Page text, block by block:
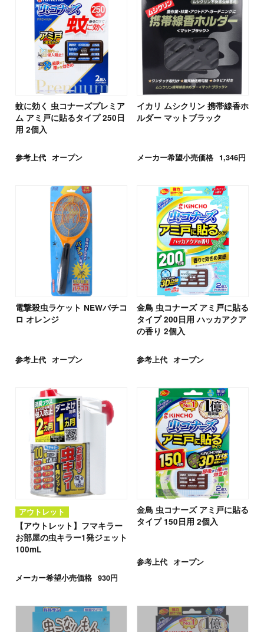
蚊に効く 虫コナーズプレミア
ム アミ戸に貼るタイプ 250日
用 2個入
参考上代 オープン
イカリ ムシクリン 携帯線香ホ
ルダー マットブラック
メーカー希望小売価格 1,346円
電撃殺虫ラケット NEWバチコ
ロ オレンジ
参考上代 オープン
金鳥 虫コナーズ アミ戸に貼る
タイプ 200日用 ハッカアクア
の香り 2個入
参考上代 オープン
アウトレット
【アウトレット】フマキラー
お部屋の虫キラー1発ジェット
100mL
メーカー希望小売価格 930円
金鳥 虫コナーズ アミ戸に貼る
タイプ 150日用 2個入
参考上代 オープン